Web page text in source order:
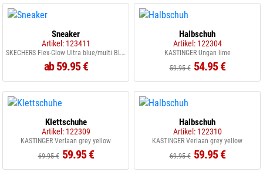
Sneaker
Artikel: 123411
SKECHERS Flex-Glow Ultra blue/multi BLMT
ab 59.95 €
Halbschuh
Artikel: 122304
KASTINGER Ungan lime
59.95 € 54.95 €
Klettschuhe
Artikel: 122309
KASTINGER Verlaan grey yellow
69.95 € 59.95 €
Halbschuh
Artikel: 122310
KASTINGER Verlaan grey yellow
69.95 € 59.95 €